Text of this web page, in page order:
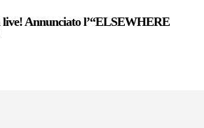
Annunciato l’“ELSEWHERE